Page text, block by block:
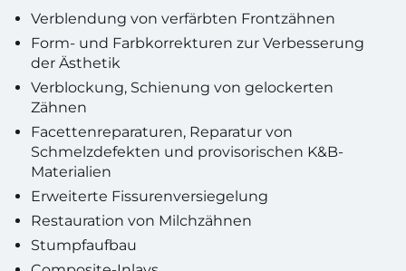
Verblendung von verfärbten Frontzähnen
Form- und Farbkorrekturen zur Verbesserung
der Ästhetik
Verblockung, Schienung von gelockerten
Zähnen
Facettenreparaturen, Reparatur von
Schmelzdefekten und provisorischen K&B-
Materialien
Erweiterte Fissurenversiegelung
Restauration von Milchzähnen
Stumpfaufbau